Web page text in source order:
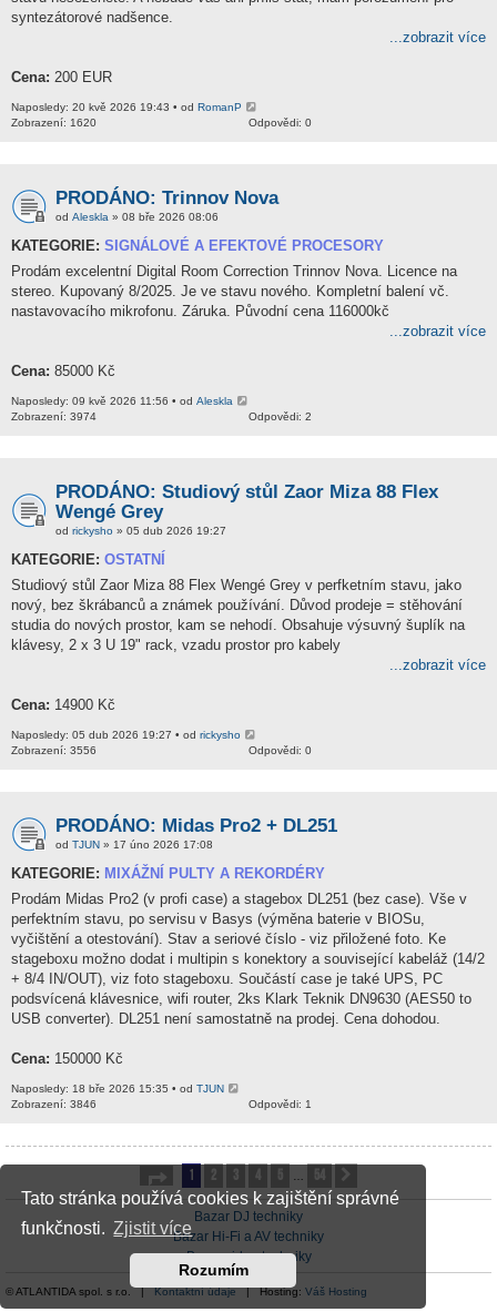
Tato stránka používá cookies k zajištění správné
funkčnosti. Zjistit více
Rozumím
syntezátorové nadšence.
...zobrazit více
Cena: 200 EUR
Naposledy: 20 kvě 2026 19:43 • od RomanP
Odpovědi: 0
Zobrazení: 1620
PRODÁNO: Trinnov Nova
od Aleskla » 08 bře 2026 08:06
KATEGORIE: SIGNÁLOVÉ A EFEKTOVÉ PROCESORY
Prodám excelentní Digital Room Correction Trinnov Nova. Licence na
stereo. Kupovaný 8/2025. Je ve stavu nového. Kompletní balení vč.
nastavovacího mikrofonu. Záruka. Původní cena 116000kč
...zobrazit více
Cena: 85000 Kč
Naposledy: 09 kvě 2026 11:56 • od Aleskla
Odpovědi: 2
Zobrazení: 3974
PRODÁNO: Studiový stůl Zaor Miza 88 Flex
Wengé Grey
od rickysho » 05 dub 2026 19:27
KATEGORIE: OSTATNÍ
Studiový stůl Zaor Miza 88 Flex Wengé Grey v perfketním stavu, jako
nový, bez škrábanců a známek používání. Důvod prodeje = stěhování
studia do nových prostor, kam se nehodí. Obsahuje výsuvný šuplík na
klávesy, 2 x 3 U 19" rack, vzadu prostor pro kabely
...zobrazit více
Cena: 14900 Kč
Naposledy: 05 dub 2026 19:27 • od rickysho
Odpovědi: 0
Zobrazení: 3556
PRODÁNO: Midas Pro2 + DL251
od TJUN » 17 úno 2026 17:08
KATEGORIE: MIXÁŽNÍ PULTY A REKORDÉRY
Prodám Midas Pro2 (v profi case) a stagebox DL251 (bez case). Vše v
perfektním stavu, po servisu v Basys (výměna baterie v BIOSu,
vyčištění a otestování). Stav a seriové číslo - viz přiložené foto. Ke
stageboxu možno dodat i multipin s konektory a související kabeláž (14/2
+ 8/4 IN/OUT), viz foto stageboxu. Součástí case je také UPS, PC
podsvícená klávesnice, wifi router, 2ks Klark Teknik DN9630 (AES50 to
USB converter). DL251 není samostatně na prodej. Cena dohodou.
Cena: 150000 Kč
Naposledy: 18 bře 2026 15:35 • od TJUN
Odpovědi: 1
Zobrazení: 3846
Stránka 1z 54
1 2 3 4 54
Bazar DJ techniky
Bazar Hi-Fi a AV techniky
Bazar video techniky
© ATLANTIDA spol. s r.o. |Kontaktní údaje| Hosting: Váš Hosting